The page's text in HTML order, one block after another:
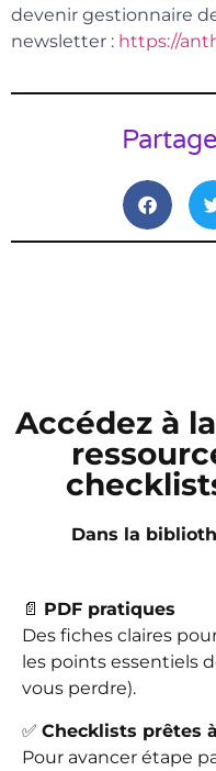
devenir gestionnaire
newsletter : https://
Accédez à
Dans la
📄 PDF pratiques
Des fiches claires
les points essentiels
vous perdre).
✅ Checklists prêtes
Pour avancer étape